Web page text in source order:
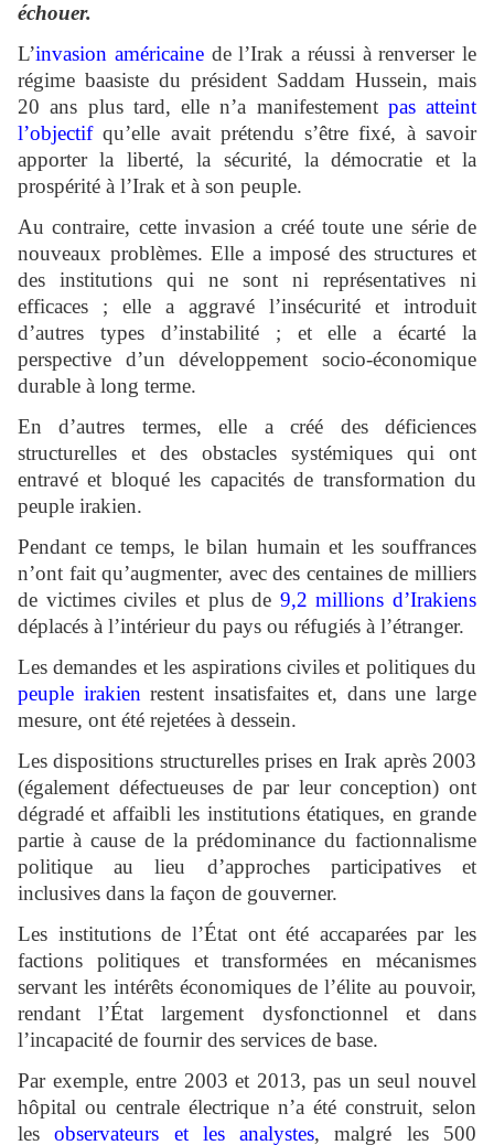
échouer.
L’invasion américainede l’Irak a réussi à renverser le
régime baasiste du président Saddam Hussein, mais
20 ans plus tard, elle n’a manifestement pas atteint
l’objectifqu’elle avait prétendu s’être fixé, à savoir
apporter la liberté, la sécurité, la démocratie et la
prospérité à l’Irak et à son peuple.
Au contraire, cette invasion a créé toute une série de
nouveaux problèmes. Elle a imposé des structures et
des institutions qui ne sont ni représentatives ni
efficaces ; elle a aggravé l’insécurité et introduit
d’autres types d’instabilité ; et elle a écarté la
perspective d’un développement socio-économique
durable à long terme.
En d’autres termes, elle a créé des déficiences
structurelles et des obstacles systémiques qui ont
entravé et bloqué les capacités de transformation du
peuple irakien.
Pendant ce temps, le bilan humain et les souffrances
n’ont fait qu’augmenter, avec des centaines de milliers
de victimes civiles et plus de 9,2 millions d’Irakiens
déplacés à l’intérieur du pays ou réfugiés à l’étranger.
Les demandes et les aspirations civiles et politiques du
peuple irakien restent insatisfaites et, dans une large
mesure, ont été rejetées à dessein.
Les dispositions structurelles prises en Irak après 2003
(également défectueuses de par leur conception) ont
dégradé et affaibli les institutions étatiques, en grande
partie à cause de la prédominance du factionnalisme
politique au lieu d’approches participatives et
inclusives dans la façon de gouverner.
Les institutions de l’État ont été accaparées par les
factions politiques et transformées en mécanismes
servant les intérêts économiques de l’élite au pouvoir,
rendant l’État largement dysfonctionnel et dans
l’incapacité de fournir des services de base.
Par exemple, entre 2003 et 2013, pas un seul nouvel
hôpital ou centrale électrique n’a été construit, selon
lesobservateurs et les analystes, malgré les 500